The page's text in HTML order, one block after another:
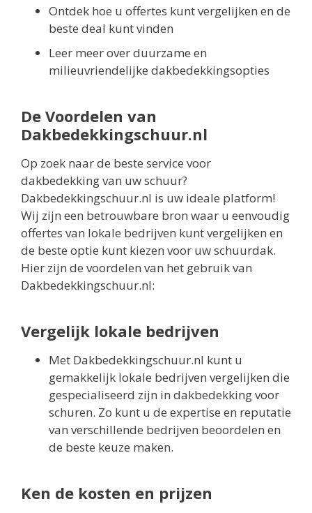
Ontdek hoe u offertes kunt vergelijken en de
beste deal kunt vinden
Leer meer over duurzame en
milieuvriendelijke dakbedekkingsopties
De Voordelen van
Dakbedekkingschuur.nl
Op zoek naar de beste service voor
dakbedekking van uw schuur?
Dakbedekkingschuur.nl is uw ideale platform!
Wij zijn een betrouwbare bron waar u eenvoudig
offertes van lokale bedrijven kunt vergelijken en
de beste optie kunt kiezen voor uw schuurdak.
Hier zijn de voordelen van het gebruik van
Dakbedekkingschuur.nl:
Vergelijk lokale bedrijven
Met Dakbedekkingschuur.nl kunt u
gemakkelijk lokale bedrijven vergelijken die
gespecialiseerd zijn in dakbedekking voor
schuren. Zo kunt u de expertise en reputatie
van verschillende bedrijven beoordelen en
de beste keuze maken.
Ken de kosten en prijzen